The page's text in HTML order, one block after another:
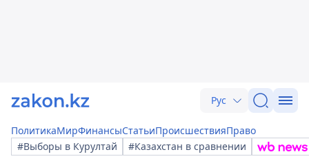
Рус
ПолитикаМирФинансыСтатьиПроисшествияПраво
#Выборы в Курултай
#Казахстан в сравнении